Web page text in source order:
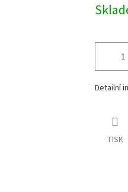
Detailní
TISK